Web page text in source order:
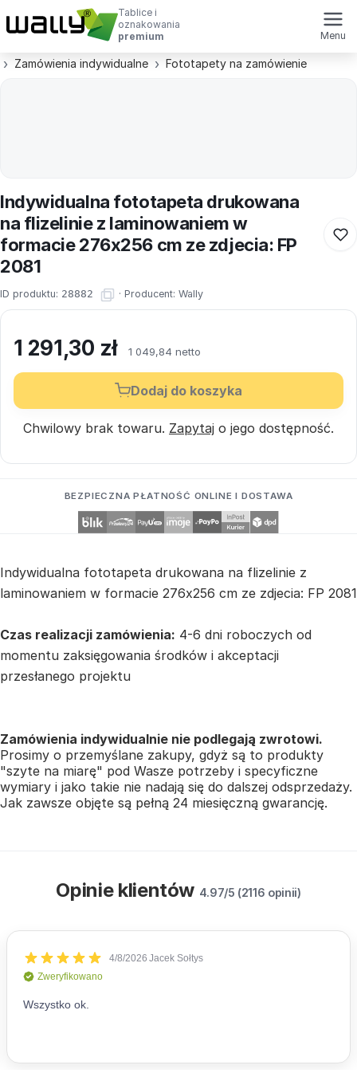
Tablice i
oznakowania
premium
Menu
Zamówienia indywidualne Fototapety na zamówienie
Indywidualna fototapeta drukowana
na flizelinie z laminowaniem w
formacie 276x256 cm ze zdjecia: FP
2081
ID produktu: 28882 · Producent: Wally
1 291,30 zł 1 049,84 netto
Dodaj do koszyka
Chwilowy brak towaru. Zapytaj o jego dostępność.
BEZPIECZNA PŁATNOŚĆ ONLINE I DOSTAWA
Indywidualna fototapeta drukowana na flizelinie z
laminowaniem w formacie 276x256 cm ze zdjecia: FP 2081
Czas realizacji zamówienia: 4-6 dni roboczych od
momentu zaksięgowania środków i akceptacji
przesłanego projektu
Zamówienia indywidualnie nie podlegają zwrotowi.
Prosimy o przemyślane zakupy, gdyż są to produkty
"szyte na miarę" pod Wasze potrzeby i specyficzne
wymiary i jako takie nie nadają się do dalszej odsprzedaży.
Jak zawsze objęte są pełną 24 miesięczną gwarancję.
Opinie klientów 4.97/5 (2116 opinii)